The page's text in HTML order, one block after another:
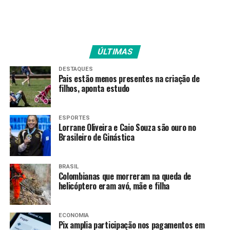
fluxo de pacientes e assegura que cada pessoa receba o
tratamento necessário, no local apropriado e no
momento certo.
Quando procurar a UPA
– Parada
cardiorrespiratória;
– Dor no peito ou dor cardíaca;
– Falta de ar ou dificuldade para respirar;
– Convulsão;
– Vômitos ou diarreias que não cessam;
– Vômitos com sangue;
– Dor abdominal, de moderada a grave;
ÚLTIMAS
DESTAQUES
Pais estão menos presentes na criação de
filhos, aponta estudo
ESPORTES
Lorrane Oliveira e Caio Souza são ouro no
Brasileiro de Ginástica
BRASIL
Colombianas que morreram na queda de
helicóptero eram avó, mãe e filha
ECONOMIA
Pix amplia participação nos pagamentos em